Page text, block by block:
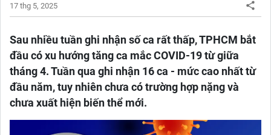
17 thg 5, 2025
Sau nhiều tuần ghi nhận số ca rất thấp, TPHCM bắt
đầu có xu hướng tăng ca mắc COVID-19 từ giữa
tháng 4. Tuần qua ghi nhận 16 ca - mức cao nhất từ
đầu năm, tuy nhiên chưa có trường hợp nặng và
chưa xuất hiện biến thể mới.